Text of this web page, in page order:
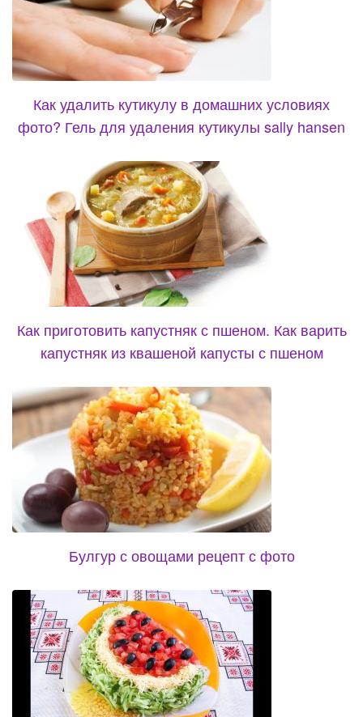
Как удалить кутикулу в домашних условиях
фото? Гель для удаления кутикулы sally hansen
Как приготовить капустняк с пшеном. Как варить
капустняк из квашеной капусты с пшеном
Булгур с овощами рецепт с фото